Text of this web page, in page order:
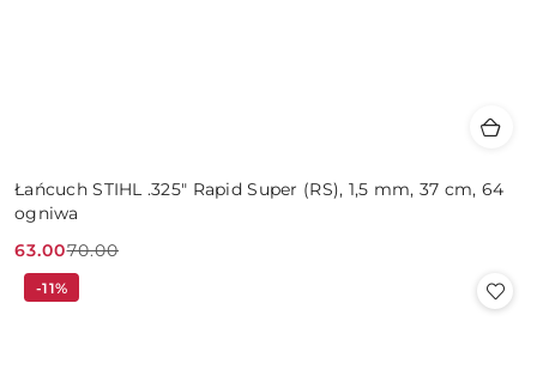
Łańcuch STIHL .325" Rapid Super (RS), 1,5 mm, 37 cm, 64
ogniwa
Cena
promocyjna:
63.00
Cena
przed
70.00
-11%